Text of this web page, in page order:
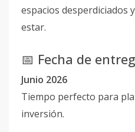
espacios desperdiciados
estar.
📅 Fecha de
Junio 2026
Tiempo perfecto para
inversión.